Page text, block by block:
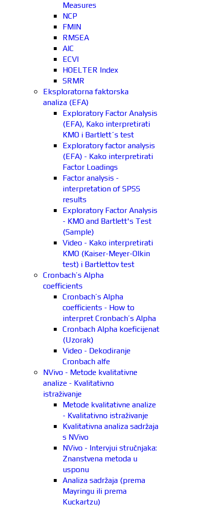
Measures
NCP
FMIN
RMSEA
AIC
ECVI
HOELTER Index
SRMR
Eksploratorna faktorska
analiza (EFA)
Exploratory Factor Analysis
(EFA), Kako interpretirati
KMO i Bartlett´s test
Exploratory factor analysis
(EFA) - Kako interpretirati
Factor Loadings
Factor analysis -
interpretation of SPSS
results
Exploratory Factor Analysis
- KMO and Bartlett's Test
(Sample)
Video - Kako interpretirati
KMO (Kaiser-Meyer-Olkin
test) i Bartlettov test
Cronbach’s Alpha
coefficients
Cronbach’s Alpha
coefficients - How to
interpret Cronbach’s Alpha
Cronbach Alpha koeficijenat
(Uzorak)
Video - Dekodiranje
Cronbach alfe
NVivo - Metode kvalitativne
analize - Kvalitativno
istraživanje
Metode kvalitativne analize
- Kvalitativno istraživanje
Kvalitativna analiza sadržaja
s NVivo
NVivo - Intervjui stručnjaka:
Znanstvena metoda u
usponu
Analiza sadržaja (prema
Mayringu ili prema
Kuckartzu)